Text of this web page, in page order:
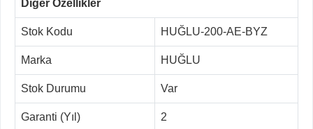
Diğer Özellikler
Stok Kodu HUĞLU-200-AE-BYZ
Marka HUĞLU
Stok Durumu Var
Garanti (Yıl) 2